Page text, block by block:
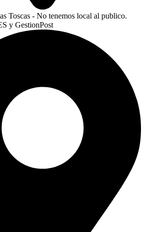
Toscas - No tenemos local al publico.
y GestionPost